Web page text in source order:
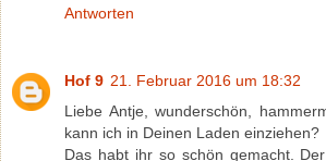
Antworten
Hof 9 21. Februar 2016 um 18:32
Liebe Antje, wunderschön,
kann ich in Deinen Laden einziehen?
Das habt ihr so schön gemacht.